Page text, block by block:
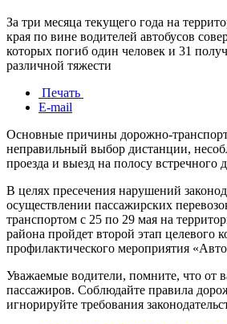
За три месяца текущего года на
края по вине водителей автобусов
которых погиб один человек и 31
различной тяжести
Печать
E-mail
Основные причины дорожно-
неправильный выбор дистанции,
проезда и выезд на полосу встречного
В целях пресечения нарушений
осуществлении пассажирских
транспортом с 25 по 29 мая на
района пройдет второй этап целевого
профилактического мероприятия
Уважаемые водители, помните, что от
пассажиров. Соблюдайте правила
игнорируйте требования